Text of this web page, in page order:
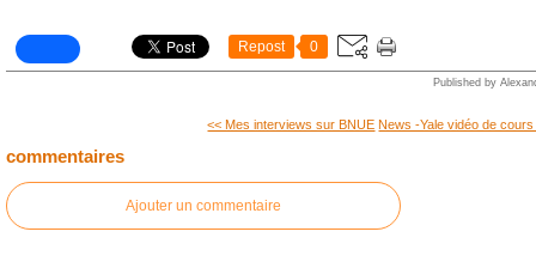
Repost 0
Published by
<< Mes interviews sur BNUE News -Yale vidéo de cours
commentaires
Ajouter un commentaire